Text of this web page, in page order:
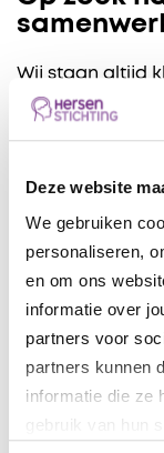
Deze website
We gebruiken
personaliseren,
en om ons
informatie over
partners voor
partners kunnen
informatie die ze
gebruik van hun
Wij staan altijd
te verkennen.
het realiseren
Overweeg je
strategische
dan komen we
Interesse?
Onderzoek de